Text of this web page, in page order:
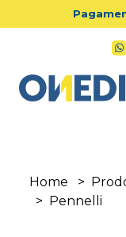
Salta al contenuto
Home >
>
Pennelli